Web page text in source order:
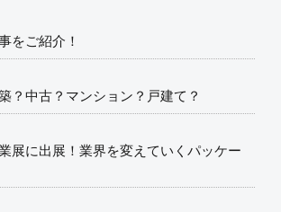
をご紹介！
？中古？マンション？戸建て？
展に出展！業界を変えていくパッケー